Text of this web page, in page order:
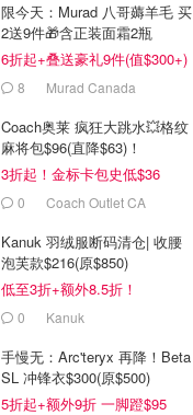
限今天：Murad 八哥薅羊毛 买
2送9件🎁含正装面霜2瓶
6折起+叠送豪礼9件(值$300+)
8 Murad Canada
Coach奥莱 疯狂大跳水💥格纹
麻将包$96(直降$63)！
3折起！金标卡包史低$36
0 Coach Outlet CA
Kanuk 羽绒服断码清仓| 收腰
泡芙款$216(原$850)
低至3折+额外8.5折！
0 Kanuk
手慢无：Arc'teryx 再降！Beta
SL 冲锋衣$300(原$500)
5折起+额外9折 一脚蹬$95